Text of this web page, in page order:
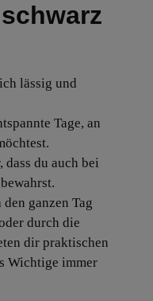
lässig und
Tage, an
dass du auch bei
ganzen Tag
durch die
dir praktischen
Wichtige immer